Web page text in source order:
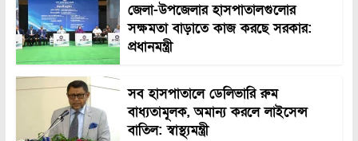
জেলা-উপজেলার হাসপাতালগুলোর
সক্ষমতা বাড়াতে কাজ করছে সরকার:
প্রধানমন্ত্রী
সব হাসপাতালে ডেলিভারি রুম
বাধ্যতামূলক, অমান্য করলে লাইসেন্স
বাতিল: স্বাস্থ্যমন্ত্রী